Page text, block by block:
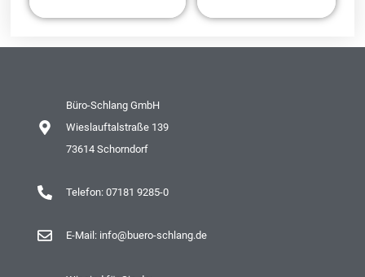
Büro-Schlang GmbH
Wieslauftalstraße 139
73614 Schorndorf
Telefon: 07181 9285-0
E-Mail: info@buero-schlang.de